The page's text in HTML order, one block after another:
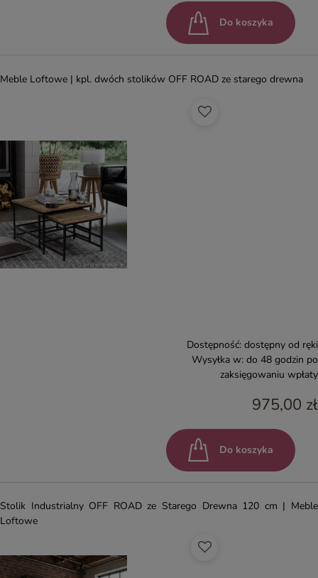
Do koszyka
Meble Loftowe | kpl. dwóch stolików OFF ROAD ze starego drewna
Dostępność: dostępny od ręki
Wysyłka w: do 48 godzin po
zaksięgowaniu wpłaty
975,00 zł
Do koszyka
Stolik Industrialny OFF ROAD ze Starego Drewna 120 cm | Meble
Loftowe